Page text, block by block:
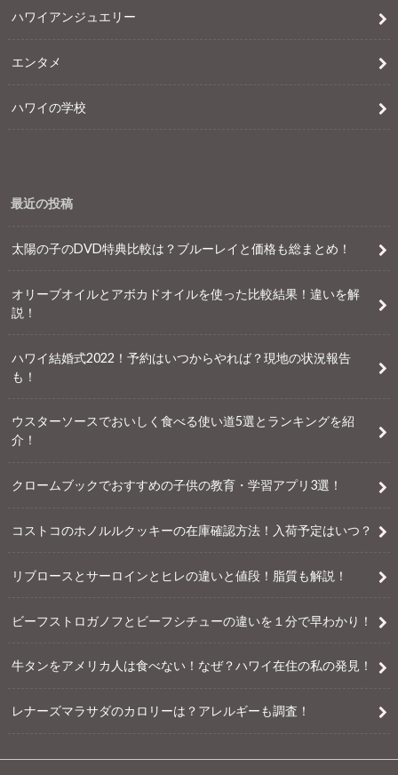
ハワイアンジュエリー
エンタメ
ハワイの学校
最近の投稿
太陽の子のDVD特典比較は？ブルーレイと価格も総まとめ！
オリーブオイルとアボカドオイルを使った比較結果！違いを解
説！
ハワイ結婚式2022！予約はいつからやれば？現地の状況報告
も！
ウスターソースでおいしく食べる使い道5選とランキングを紹
介！
クロームブックでおすすめの子供の教育・学習アプリ3選！
コストコのホノルルクッキーの在庫確認方法！入荷予定はいつ？
リブロースとサーロインとヒレの違いと値段！脂質も解説！
ビーフストロガノフとビーフシチューの違いを１分で早わかり！
牛タンをアメリカ人は食べない！なぜ？ハワイ在住の私の発見！
レナーズマラサダのカロリーは？アレルギーも調査！